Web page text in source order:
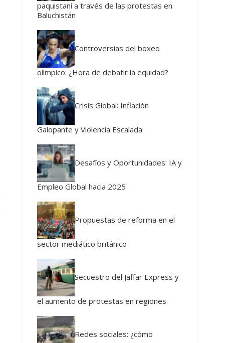
paquistaní a través de las protestas en
Baluchistán
Controversias del boxeo
olímpico: ¿Hora de debatir la equidad?
Crisis Global: Inflación
Galopante y Violencia Escalada
Desafíos y Oportunidades: IA y
Empleo Global hacia 2025
Propuestas de reforma en el
sector mediático británico
Secuestro del Jaffar Express y
el aumento de protestas en regiones
Redes sociales: ¿cómo